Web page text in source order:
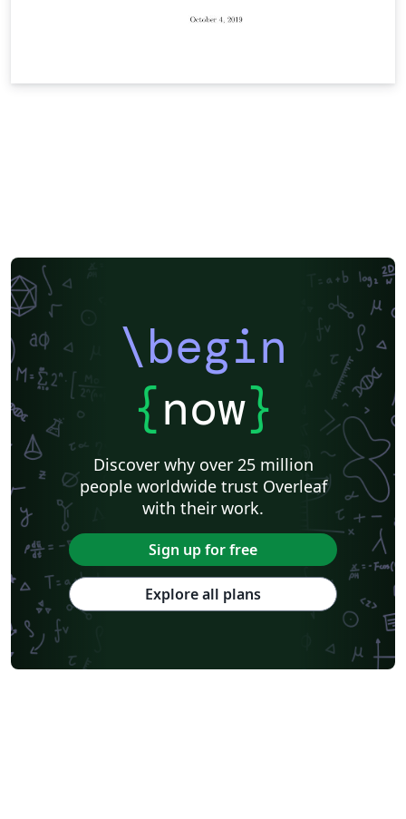
\begin
{now}
Discover why over 25 million
people worldwide trust Overleaf
with their work.
Sign up for free
Explore all plans